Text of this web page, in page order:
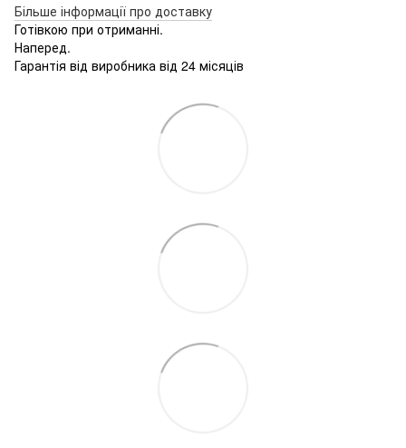
Більше інформації про доставку
Готівкою при отриманні.
Наперед.
Гарантія від виробника від 24 місяців